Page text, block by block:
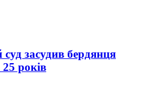
суд засудив бердянця
років